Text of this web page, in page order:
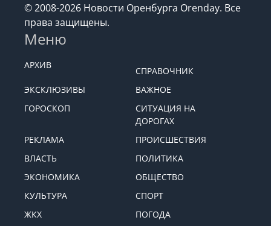
© 2008-2026 Новости Оренбурга Orenday. Все
права защищены.
Меню
АРХИВ
СПРАВОЧНИК
ЭКСКЛЮЗИВЫ
ВАЖНОЕ
ГОРОСКОП
СИТУАЦИЯ НА
ДОРОГАХ
РЕКЛАМА
ПРОИСШЕСТВИЯ
ВЛАСТЬ
ПОЛИТИКА
ЭКОНОМИКА
ОБЩЕСТВО
КУЛЬТУРА
СПОРТ
ЖКХ
ПОГОДА